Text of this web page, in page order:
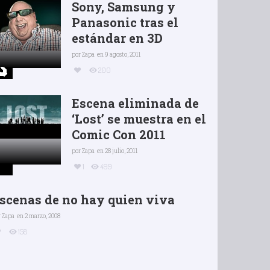
Sony, Samsung y
Panasonic tras el
estándar en 3D
porZapa en 9 agosto, 2011
200
Escena eliminada de
‘Lost’ se muestra en el
Comic Con 2011
porZapa en 28 julio, 2011
1 499
de no hay quien viva
Zapa en 2 marzo, 2008
158